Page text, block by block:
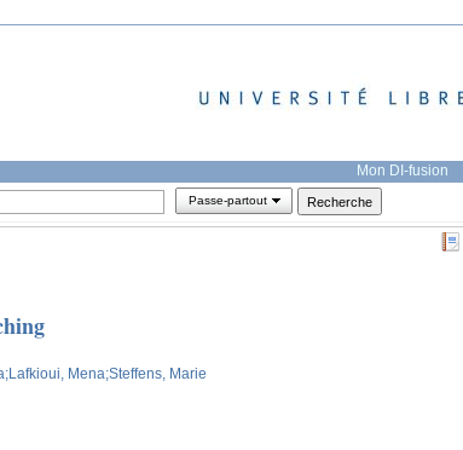
Mon DI-fusion
Passe-partout
;Lafkioui, Mena;Steffens, Marie